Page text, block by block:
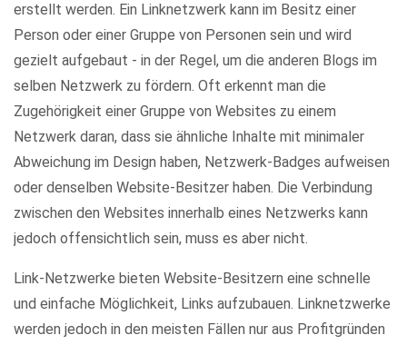
erstellt werden. Ein Linknetzwerk kann im Besitz einer
Person oder einer Gruppe von Personen sein und wird
gezielt aufgebaut - in der Regel, um die anderen Blogs im
selben Netzwerk zu fördern. Oft erkennt man die
Zugehörigkeit einer Gruppe von Websites zu einem
Netzwerk daran, dass sie ähnliche Inhalte mit minimaler
Abweichung im Design haben, Netzwerk-Badges aufweisen
oder denselben Website-Besitzer haben. Die Verbindung
zwischen den Websites innerhalb eines Netzwerks kann
jedoch offensichtlich sein, muss es aber nicht.
Link-Netzwerke bieten Website-Besitzern eine schnelle
und einfache Möglichkeit, Links aufzubauen. Linknetzwerke
werden jedoch in den meisten Fällen nur aus Profitgründen